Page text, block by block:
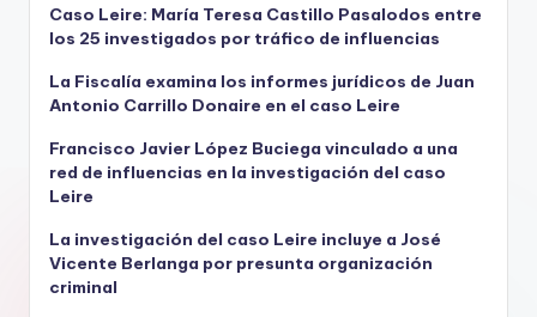
Caso Leire: María Teresa Castillo Pasalodos entre
los 25 investigados por tráfico de influencias
La Fiscalía examina los informes jurídicos de Juan
Antonio Carrillo Donaire en el caso Leire
Francisco Javier López Buciega vinculado a una
red de influencias en la investigación del caso
Leire
La investigación del caso Leire incluye a José
Vicente Berlanga por presunta organización
criminal